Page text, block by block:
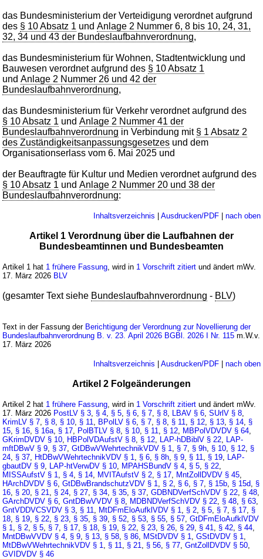
das Bundesministerium der Verteidigung verordnet aufgrund
des § 10 Absatz 1 undAnlage 2 Nummer 6, 8 bis 10, 24, 31,
32, 34 und 43 der Bundeslaufbahnverordnung,
das Bundesministerium für Wohnen, Stadtentwicklung und
Bauwesen verordnet aufgrund des § 10 Absatz 1
undAnlage 2 Nummer 26 und 42 der
Bundeslaufbahnverordnung,
das Bundesministerium für Verkehr verordnet aufgrund des
§ 10 Absatz 1 undAnlage 2 Nummer 41 der
Bundeslaufbahnverordnung in Verbindung mit § 1 Absatz 2
des Zuständigkeitsanpassungsgesetzes und dem
Organisationserlass vom 6. Mai 2025 und
der Beauftragte für Kultur und Medien verordnet aufgrund des
§ 10 Absatz 1 undAnlage 2 Nummer 20 und 38 der
Bundeslaufbahnverordnung:
Inhaltsverzeichnis | Ausdrucken/PDF| nach oben
Artikel 1 Verordnung über die Laufbahnen der
Bundesbeamtinnen und Bundesbeamten
Artikel 1 hat 1 frühere Fassung , wird in 1 Vorschrift zitiert und ändert mWv.
17. März 2026 BLV
(gesamter Text siehe Bundeslaufbahnverordnung - BLV)
Text in der Fassung der Berichtigung der Verordnung zur Novellierung der
Bundeslaufbahnverordnung B. v. 23. April 2026 BGBl. 2026 I Nr. 115 m.W.v.
17. März 2026
Inhaltsverzeichnis | Ausdrucken/PDF| nach oben
Artikel 2 Folgeänderungen
Artikel 2 hat 1 frühere Fassung , wird in 1 Vorschrift zitiert und ändert mWv.
17. März 2026 PostLV § 3 § 4 § 5 § 6 § 7 § 8 LBAV § 6 ,SUrlV § 8
KrimLV § 7 § 8 § 10 § 11 BPolLV § 6 § 7 § 8 § 11 § 12 § 13 § 14 §
15 § 16 § 16a § 17 PolBTLV § 8 § 10 § 11 § 12 MBPolVDVDV § 64
GKrimDVDV § 10 HBPolVDAufstV § 8 § 12 LAP-hDBiblV § 22 LAP-
mftDBwV § 9 § 37 ,GtDBwVWehrtechnikVDV § 1 § 7 § 9h § 10 § 12 §
24 § 37 HtDBwVWehrtechnikVDV § 1 § 6 § 8h § 9 § 11 § 19 LAP-
gbautDV § 9 LAP-htVerwDV § 10 MPAHSBundV § 4 § 5 § 22
MISSAufstV § 1 § 4 § 14 MVITAufstV § 2 § 17 MntZollDVDV § 45
HArchDVDV § 6 ,GtDBwBrandschutzVDV § 1 § 2 § 6 § 7 § 15b § 15d §
16 § 20 § 21 § 24 § 27 § 34 § 35 § 37 ,GDBNDVerfSchVDV § 22 § 48
GArchDVDV § 6 ,GntDBwVVDV § 8 MDBNDVerfSchVDV § 22 § 48 § 63
GntVDDVCSVDV § 3 § 11 MtDFmEloAufklVDV § 1 § 2 § 5 § 7 § 17 §
18 § 19 § 22 § 23 § 35 § 39 § 52 § 53 § 55 § 57 ,GtDFmEloAufklVDV
§ 1
§ 2 § 5 § 7 § 17 § 18 § 19 § 22 § 23 § 26 § 29 § 41 § 42 § 44
MntDBwVVDV § 4 § 9 § 13 § 58 § 86 MStDVDV § 1 ,GStDVDV § 1
MtDBwVWehrtechnikVDV § 1 § 11 § 21 § 56 § 77 ,GntZollDVDV § 50
GVIDVDV § 46